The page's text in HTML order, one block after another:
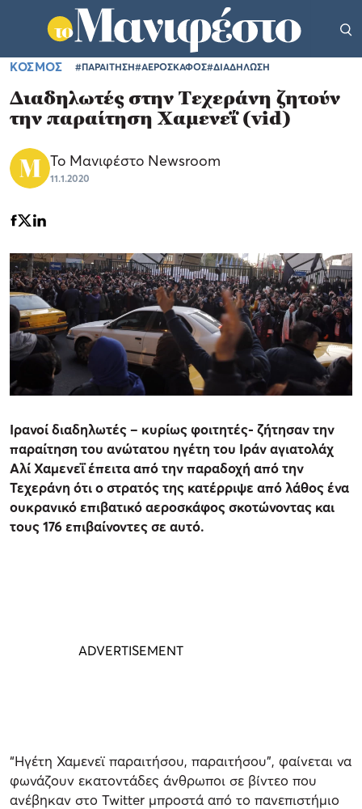
ΚΟΣΜΟΣ #ΠΑΡΑΙΤΗΣΗ#ΑΕΡΟΣΚΑΦΟΣ#ΔΙΑΔΗΛΩΣΗ
Διαδηλωτές στην Τεχεράνη ζητούν
την παραίτηση Χαμενεΐ (vid)
Το Μανιφέστο Newsroom
11.1.2020
Ιρανοί διαδηλωτές – κυρίως φοιτητές- ζήτησαν την
παραίτηση του ανώτατου ηγέτη του Ιράν αγιατολάχ
Αλί Χαμενεΐ έπειτα από την παραδοχή από την
Τεχεράνη ότι ο στρατός της κατέρριψε από λάθος ένα
ουκρανικό επιβατικό αεροσκάφος σκοτώνοντας και
τους 176 επιβαίνοντες σε αυτό.
“Ηγέτη Χαμενεϊ παραιτήσου, παραιτήσου”, φαίνεται να
φωνάζουν εκατοντάδες άνθρωποι σε βίντεο που
ανέβηκαν στο Twitter μπροστά από το πανεπιστήμιο